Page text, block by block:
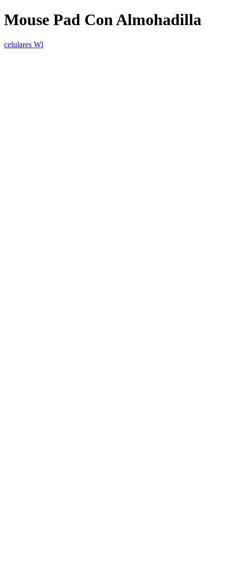
Mouse Pad Con Almohadilla
celulares Wl